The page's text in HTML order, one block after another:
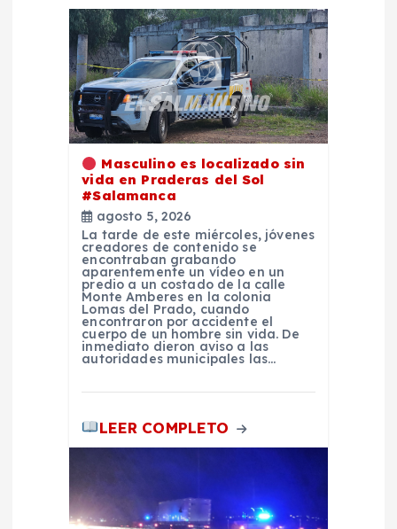
Masculino es localizado sin
vida en Praderas del Sol
#Salamanca
agosto 5, 2026
La tarde de este miércoles, jóvenes
creadores de contenido se
encontraban grabando
aparentemente un vídeo en un
predio a un costado de la calle
Monte Amberes en la colonia
Lomas del Prado, cuando
encontraron por accidente el
cuerpo de un hombre sin vida. De
inmediato dieron aviso a las
autoridades municipales las…
LEER COMPLETO